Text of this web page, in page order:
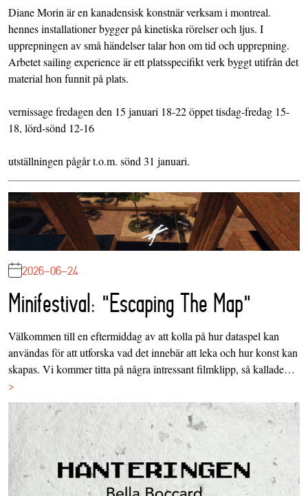
Diane Morin är en kanadensisk konstnär verksam i montreal.
hennes installationer bygger på kinetiska rörelser och ljus. I
upprepningen av små händelser talar hon om tid och upprepning.
Arbetet sailing experience är ett platsspecifikt verk byggt utifrån det
material hon funnit på plats.
vernissage fredagen den 15 januari 18-22 öppet tisdag-fredag 15-
18, lörd-sönd 12-16
utställningen pågår t.o.m. sönd 31 januari.
2026-06-24
Minifestival: "Escaping The Map"
Välkommen till en eftermiddag av att kolla på hur dataspel kan
användas för att utforska vad det innebär att leka och hur konst kan
skapas. Vi kommer titta på några intressant filmklipp, så kallade…
>